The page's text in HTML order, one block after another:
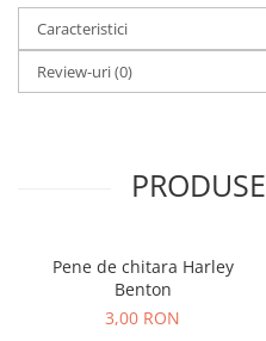
Comenzi si controllere
Ecrane LED
Efecte de lumini
Moving Head-uri
Proiectoare
Scene şi Ring-uri de Dans
Stative si schela lumini
Caracteristici
Review-uri(0)
Pene de chitara Harley
Benton
3,00 RON